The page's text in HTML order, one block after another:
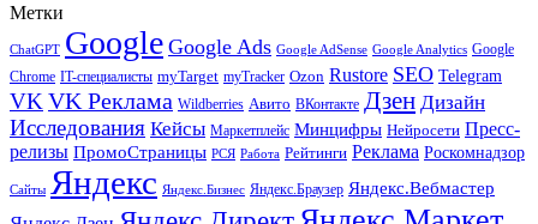
Метки
ChatGPT Google Google Ads Google AdSense Google Analytics Google
Chrome IT-специалисты myTarget myTracker Ozon Rustore SEO Telegram
VK VK Реклама Wildberries Авито ВКонтакте Дзен Дизайн
Исследования Кейсы Маркетплейс Минцифры Нейросети Пресс-
релизы ПромоСтраницы РСЯ Работа Рейтинги Реклама Роскомнадзор
Сайты Яндекс Яндекс.Бизнес Яндекс.Браузер Яндекс.Вебмастер